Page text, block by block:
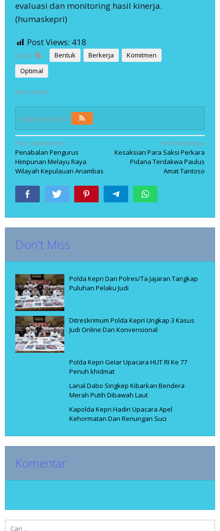
evaluasi dan monitoring hasil kinerja.
(humaskepri)
Post Views: 418
Ditag Bentuk Berkerja
Komitmen
Optimal
oleh admin
Ikuti Kami Pada
Navigasi
pos
Pos sebelumnya
Penabalan Pengurus
Himpunan Melayu Raya
Wilayah Kepulauan Anambas
Pos berikutnya
Kesaksian Para Saksi Perkara
Pidana Terdakwa Paulus
Amat Tantoso
Don't Miss
Polda Kepri Dan Polres/Ta Jajaran Tangkap
Puluhan Pelaku Judi
Ditreskrimum Polda Kepri Ungkap 3 Kasus
Judi Online Dan Konvensional
Polda Kepri Gelar Upacara HUT RI Ke 77
Penuh khidmat
Lanal Dabo Singkep Kibarkan Bendera
Merah Putih Dibawah Laut
Kapolda Kepri Hadiri Upacara Apel
Kehormatan Dan Renungan Suci
Komentar
Cari